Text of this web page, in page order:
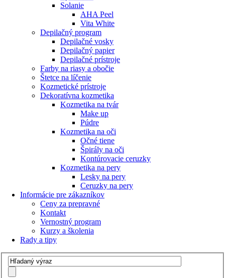
Solanie
AHA Peel
Vita White
Depilačný program
Depilačné vosky
Depilačný papier
Depilačné prístroje
Farby na riasy a obočie
Štetce na líčenie
Kozmetické prístroje
Dekoratívna kozmetika
Kozmetika na tvár
Make up
Púdre
Kozmetika na oči
Očné tiene
Špirály na oči
Kontúrovacie ceruzky
Kozmetika na pery
Lesky na pery
Ceruzky na pery
Informácie pre zákazníkov
Ceny za prepravné
Kontakt
Vernostný program
Kurzy a školenia
Rady a tipy